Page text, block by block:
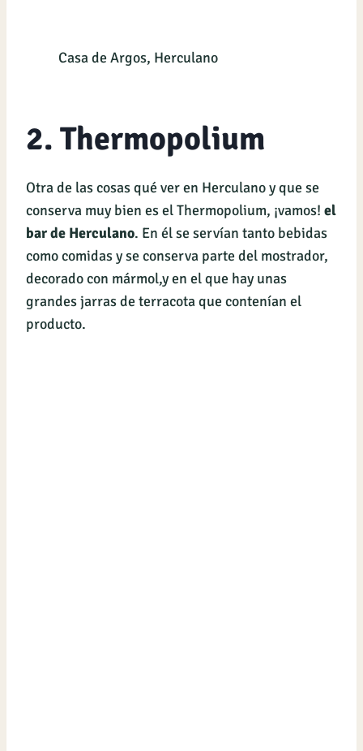
Casa de Argos, Herculano
2. Thermopolium
Otra de las cosas qué ver en Herculano y que se
conserva muy bien es el Thermopolium, ¡vamos! el
bar de Herculano. En él se servían tanto bebidas
como comidas y se conserva parte del mostrador,
decorado con mármol,y en el que hay unas
grandes jarras de terracota que contenían el
producto.